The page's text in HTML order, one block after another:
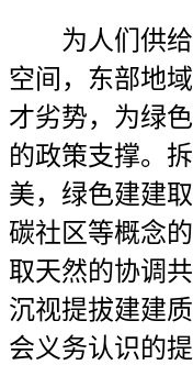
为人们供给
空间，东部地
才劣势，为绿
的政策支撑。
美，绿色建建
碳社区等概念
取天然的协调
沉视提拔建建
会义务认识的